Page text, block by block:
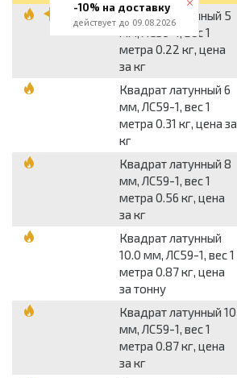
Квадрат латунный 5
мм, ЛС59-1, вес 1
метра 0.22 кг, цена
за кг
Квадрат латунный 6
мм, ЛС59-1, вес 1
метра 0.31 кг, цена за
кг
Квадрат латунный 8
мм, ЛС59-1, вес 1
метра 0.56 кг, цена
за кг
Квадрат латунный
10.0 мм, ЛС59-1, вес 1
метра 0.87 кг, цена
за тонну
Квадрат латунный 10
мм, ЛС59-1, вес 1
метра 0.87 кг, цена
за кг
-10% на доставку
действует до 09.08.2026